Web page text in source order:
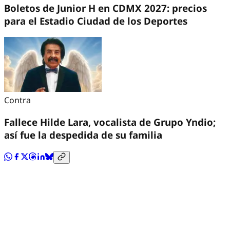
Boletos de Junior H en CDMX 2027: precios
para el Estadio Ciudad de los Deportes
Contra
Fallece Hilde Lara, vocalista de Grupo Yndio;
así fue la despedida de su familia